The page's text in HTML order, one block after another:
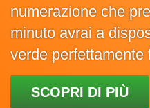
numerazione che
minuto avrai a
verde perfettamente
SCOPRI DI PIÙ